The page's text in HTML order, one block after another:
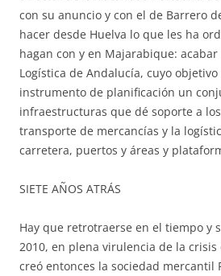
con su anuncio y con el de Barrero
hacer desde Huelva lo que les ha
hagan con y en Majarabique:
Logística de Andalucía, cuyo
instrumento de planificación un
infraestructuras que dé soporte a
transporte de mercancías y la
carretera, puertos y áreas y
SIETE AÑOS ATRÁS
Hay que retrotraerse en el tiempo y
2010, en plena virulencia de la crisis
creó entonces la sociedad mercantil